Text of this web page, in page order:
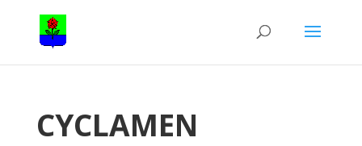
CYCLAMEN